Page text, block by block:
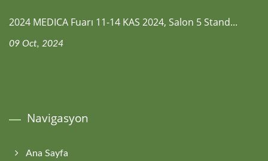
2024 MEDICA Fuarı 11-14 KAS 2024, Salon 5 Stand...
09 Oct, 2024
Navigasyon
Ana Sayfa